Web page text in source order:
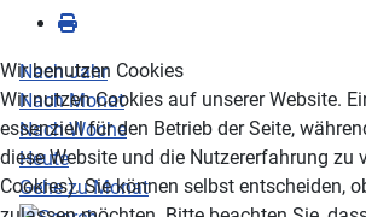
Nach Jahr
Nach Monat
Nach Woche
Heute
Gehe zu Monat
Wir benutzen Cookies
Wir nutzen Cookies auf unserer Website.
essenziell für den Betrieb der Seite,
diese Website und die Nutzererfahrung zu
Cookies). Sie können selbst entscheiden,